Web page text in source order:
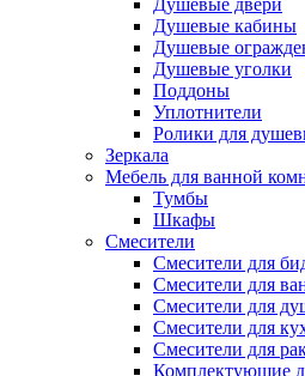
Душевые двери
Душевые кабины
Душевые
Душевые уголки
Поддоны
Уплотнители
Ролики для
Зеркала
Мебель для ванной
Тумбы
Шкафы
Смесители
Смесители для
Смесители для
Смесители для
Смесители для
Смесители для
Комплектующие